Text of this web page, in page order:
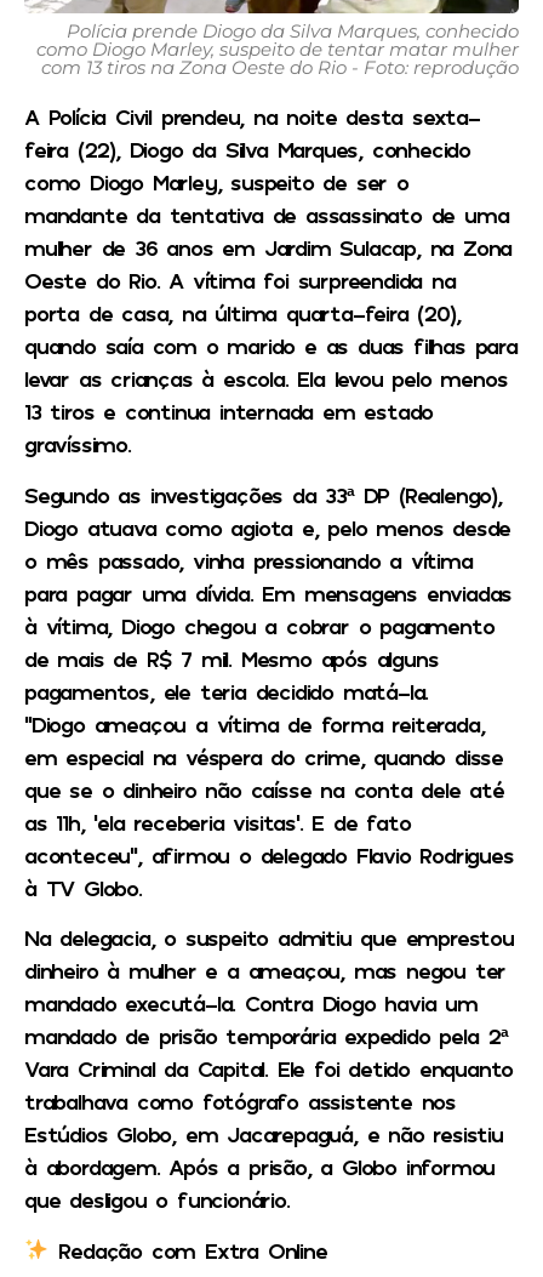
Polícia prende Diogo da Silva Marques, conhecido
como Diogo Marley, suspeito de tentar matar mulher
com 13 tiros na Zona Oeste do Rio - Foto: reprodução
A Polícia Civil prendeu, na noite desta sexta-
feira (22), Diogo da Silva Marques, conhecido
como Diogo Marley, suspeito de ser o
mandante da tentativa de assassinato de uma
mulher de 36 anos em Jardim Sulacap, na Zona
Oeste do Rio. A vítima foi surpreendida na
porta de casa, na última quarta-feira (20),
quando saía com o marido e as duas filhas para
levar as crianças à escola. Ela levou pelo menos
13 tiros e continua internada em estado
gravíssimo.
Segundo as investigações da 33ª DP (Realengo),
Diogo atuava como agiota e, pelo menos desde
o mês passado, vinha pressionando a vítima
para pagar uma dívida. Em mensagens enviadas
à vítima, Diogo chegou a cobrar o pagamento
de mais de R$ 7 mil. Mesmo após alguns
pagamentos, ele teria decidido matá-la.
“Diogo ameaçou a vítima de forma reiterada,
em especial na véspera do crime, quando disse
que se o dinheiro não caísse na conta dele até
as 11h, ‘ela receberia visitas’. E de fato
aconteceu”, afirmou o delegado Flavio Rodrigues
à TV Globo.
Na delegacia, o suspeito admitiu que emprestou
dinheiro à mulher e a ameaçou, mas negou ter
mandado executá-la. Contra Diogo havia um
mandado de prisão temporária expedido pela 2ª
Vara Criminal da Capital. Ele foi detido enquanto
trabalhava como fotógrafo assistente nos
Estúdios Globo, em Jacarepaguá, e não resistiu
à abordagem. Após a prisão, a Globo informou
que desligou o funcionário.
Redação com Extra Online